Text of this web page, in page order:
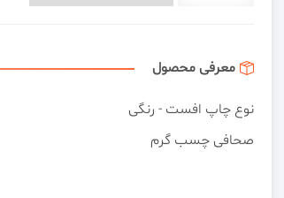
معرفی محصول
نوع چاپ افست - رنگی
صحافی چسب گرم